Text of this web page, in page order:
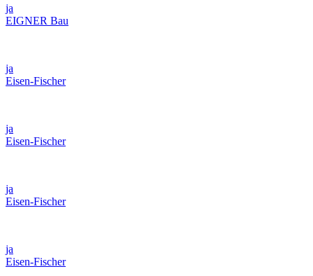
ja
EIGNER Bau
ja
Eisen-Fischer
ja
Eisen-Fischer
ja
Eisen-Fischer
ja
Eisen-Fischer